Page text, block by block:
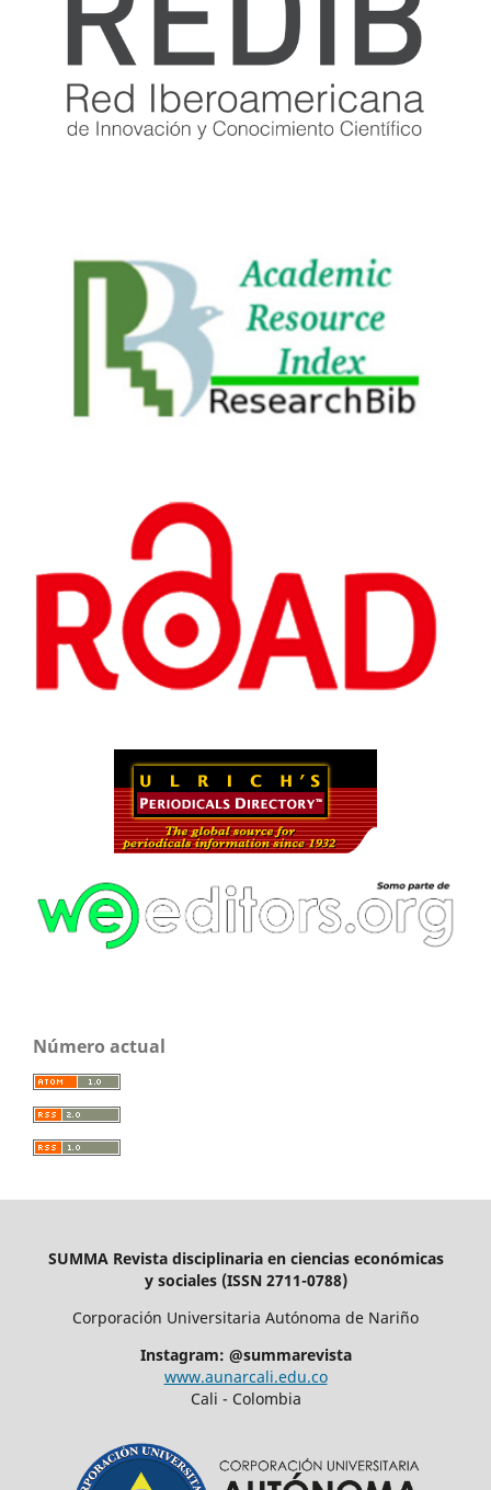
Número actual
SUMMA Revista disciplinaria en ciencias económicas
y sociales (ISSN 2711-0788)
Corporación Universitaria Autónoma de Nariño
Instagram: @summarevista
www.aunarcali.edu.co
Cali - Colombia